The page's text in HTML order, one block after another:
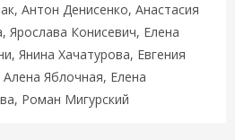
Антон Денисенко, Анастасия
Ярослава Конисевич, Елена
Янина Хачатурова, Евгения
Яблочная, Елена
Роман Мигурский